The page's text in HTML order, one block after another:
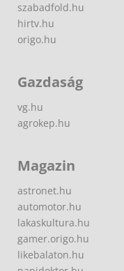
szabadfold.hu
hirtv.hu
origo.hu
Gazdaság
vg.hu
agrokep.hu
Magazin
astronet.hu
automotor.hu
lakaskultura.hu
gamer.origo.hu
likebalaton.hu